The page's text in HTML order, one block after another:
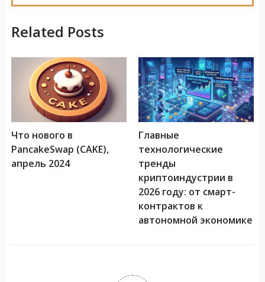
Related Posts
Что нового в
PancakeSwap (CAKE),
апрель 2024
Главные
технологические
тренды
криптоиндустрии в
2026 году: от смарт-
контрактов к
автономной экономике